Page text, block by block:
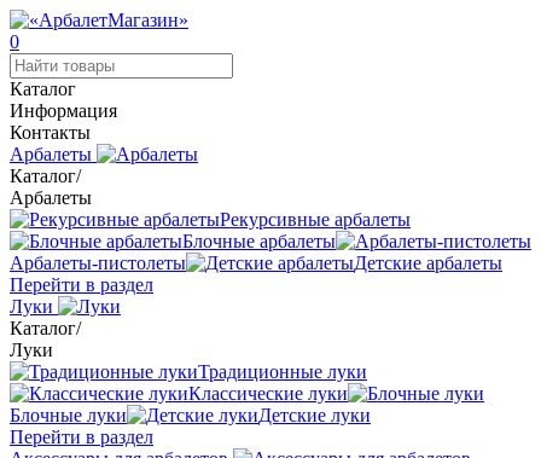
0
Каталог
Информация
Контакты
Арбалеты
Каталог/
Арбалеты
Рекурсивные арбалеты
Блочные арбалеты
Арбалеты-пистолеты
Детские арбалеты
Перейти в раздел
Луки
Каталог/
Луки
Традиционные луки
Классические луки
Блочные луки
Детские луки
Перейти в раздел